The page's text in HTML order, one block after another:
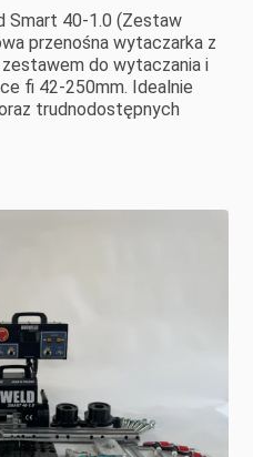
Smart 40-1.0 (Zestaw
przenośna wytaczarka z
do wytaczania i
fi 42-250mm. Idealnie
trudnodostępnych